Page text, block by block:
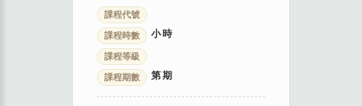
課程代號
課程時數 小時
課程等級
課程期數 第期